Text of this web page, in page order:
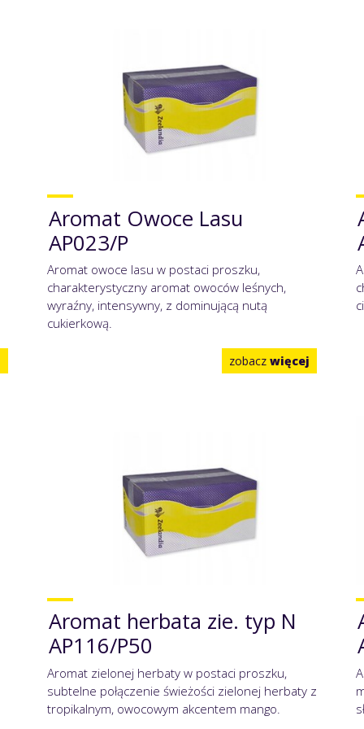
Aromat Owoce Lasu
AP023/P
Aromat owoce lasu w postaci proszku,
charakterystyczny aromat owoców leśnych,
wyraźny, intensywny, z dominującą nutą
cukierkową.
zobacz więcej
Aromat herbata zie. typ N
AP116/P50
Aromat zielonej herbaty w postaci proszku,
subtelne połączenie świeżości zielonej herbaty z
tropikalnym, owocowym akcentem mango.